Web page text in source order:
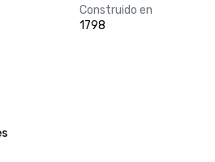
Construido en
1798